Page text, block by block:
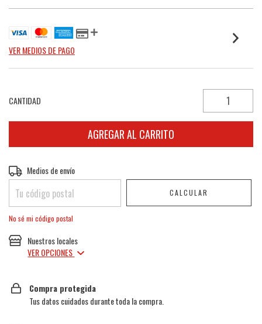
VER MEDIOS DE PAGO
CANTIDAD
Entregas para el CP:
Medios de envío
CALCULAR
No sé mi código postal
Nuestros locales
VER OPCIONES
Compra protegida
Tus datos cuidados durante toda la compra.